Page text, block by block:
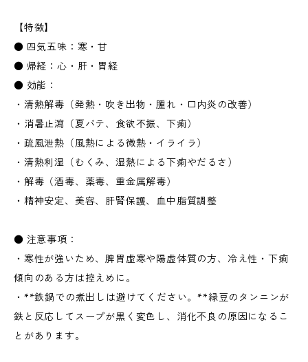
【特徴】
● 四気五味：寒・甘
● 帰経：心・肝・胃経
● 効能：
・清熱解毒（発熱・吹き出物・腫れ・口内炎の改善）
・消暑止瀉（夏バテ、食欲不振、下痢）
・疏風泄熱（風熱による微熱・イライラ）
・清熱利湿（むくみ、湿熱による下痢やだるさ）
・解毒（酒毒、薬毒、重金属解毒）
・精神安定、美容、肝腎保護、血中脂質調整
● 注意事項：
・寒性が強いため、脾胃虚寒や陽虚体質の方、冷え性・下痢
傾向のある方は控えめに。
・**鉄鍋での煮出しは避けてください。**緑豆のタンニンが
鉄と反応してスープが黒く変色し、消化不良の原因になるこ
とがあります。